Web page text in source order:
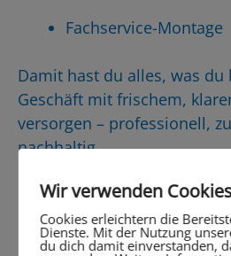
Fachservice-Montage
Damit hast du alles, was
Geschäft mit frischem,
versorgen – professionell,
nachhaltig.
Du willst wissen,
Gerät das
Wir verwenden
Cookies erleichtern die
Dienste. Mit der Nutzung
du dich damit einverstanden,